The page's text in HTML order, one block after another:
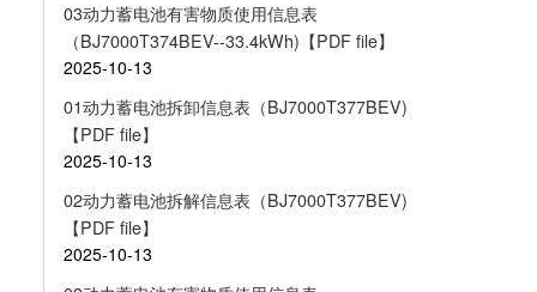
03动力蓄电池有害物质使用信息表
（BJ7000T374BEV--33.4kWh)【PDF file】
2025-10-13
01动力蓄电池拆卸信息表（BJ7000T377BEV)
【PDF file】
2025-10-13
02动力蓄电池拆解信息表（BJ7000T377BEV)
【PDF file】
2025-10-13